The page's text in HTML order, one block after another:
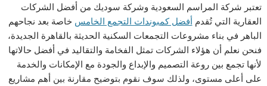
تعتبر شركة المراسم السعودية وشركة سوديك من أفضل الشركات
العقارية التي تُقدمأفضل كمبوندات التجمع الخامس خاصة بعد نجاحهم
الباهر في بناء مشروعات التجمعات السكنية الحديثة بالقاهرة الجديدة،
فنحن نعلم أن هؤلاء الشركات تمثل الفخامة والتقاليد في أفضل حالاتها
لأنها تجمع بين روعة التصميم والإبداع والجودة مع الإمكانات والخدمة
على أعلى مستوى، ولذلك سوف نقوم بتوضيح مقارنة بين أهم مشاريع